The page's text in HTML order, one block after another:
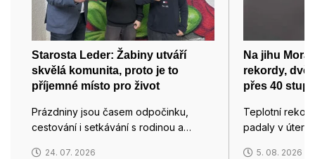
Starosta Leder: Žabiny utváří
skvělá komunita, proto je to
příjemné místo pro život
Prázdniny jsou časem odpočinku,
cestování i setkávání s rodinou a…
24. 07. 2026
Na jihu
rekordy, dvě
přes 40
Teplotní
padaly v úterý
5. 08. 2026